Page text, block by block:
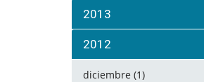
2013
2012
diciembre (1)